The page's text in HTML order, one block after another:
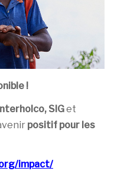
!
SIGet
positif pour les
impact/